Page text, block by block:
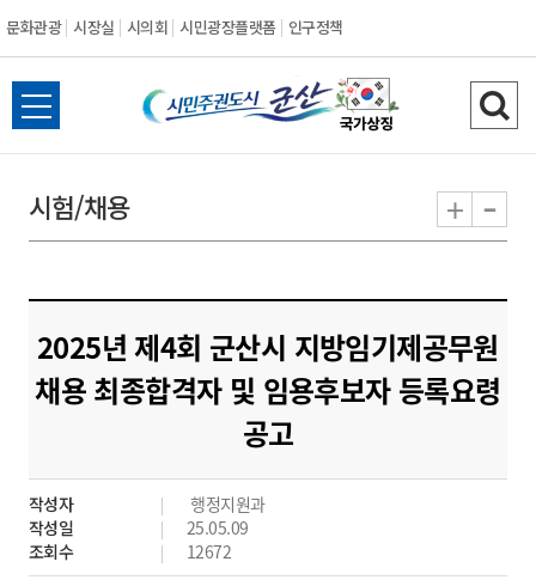
문화관광 시장실 시의회 시민광장플랫폼 인구정책
시
민
도
시
군
산
전
체
뉴
열
검
색
기
시험/채용 + -
2025년 제4회 군산시 지방임기제공무원
채용 최종합격자 및 임용후보자 등록요령
공고
작성자
행정지원과
작성일
25.05.09
조회수
12672